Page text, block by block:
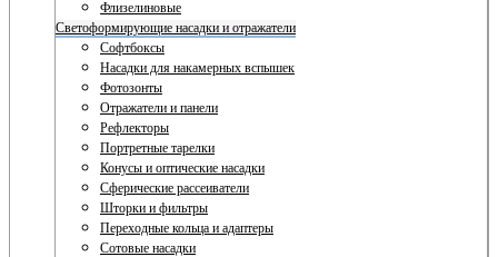
Флизелиновые
Светоформирующие насадки и отражатели
Софтбоксы
Насадки для накамерных вспышек
Фотозонты
Отражатели и панели
Рефлекторы
Портретные тарелки
Конусы и оптические насадки
Сферические рассеиватели
Шторки и фильтры
Переходные кольца и адаптеры
Сотовые насадки